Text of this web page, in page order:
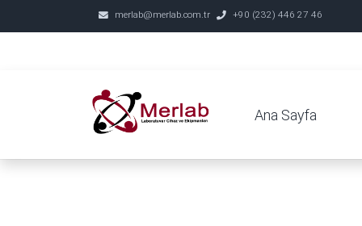
merlab@merlab.com.tr +90 (232) 446 27 46
Ana Sayfa